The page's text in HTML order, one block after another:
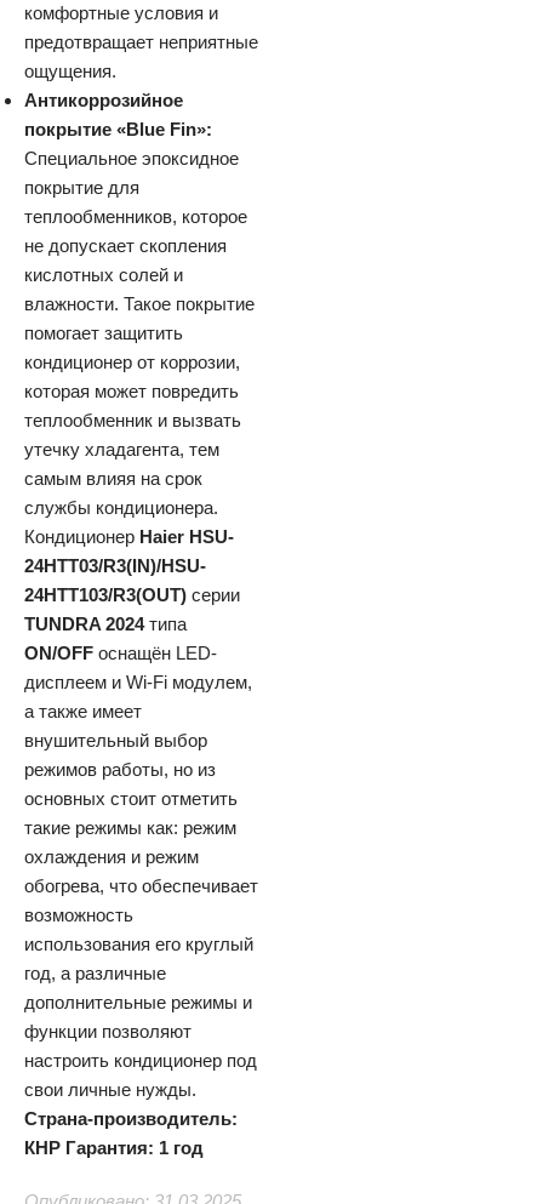
комфортные условия и
предотвращает неприятные
ощущения.
Антикоррозийное
покрытие «Blue Fin»:
Специальное эпоксидное
покрытие для
теплообменников, которое
не допускает скопления
кислотных солей и
влажности. Такое покрытие
помогает защитить
кондиционер от коррозии,
которая может повредить
теплообменник и вызвать
утечку хладагента, тем
самым влияя на срок
службы кондиционера.
Кондиционер Haier HSU-
24HTT03/R3(IN)/HSU-
24HTT103/R3(OUT) серии
TUNDRA 2024типа
ON/OFF оснащён LED-
дисплеем и Wi-Fi модулем,
а также имеет
внушительный выбор
режимов работы, но из
основных стоит отметить
такие режимы как: режим
охлаждения и режим
обогрева, что обеспечивает
возможность
использования его круглый
год, а различные
дополнительные режимы и
функции позволяют
настроить кондиционер под
свои личные нужды.
Страна-производитель:
КНР Гарантия: 1 год